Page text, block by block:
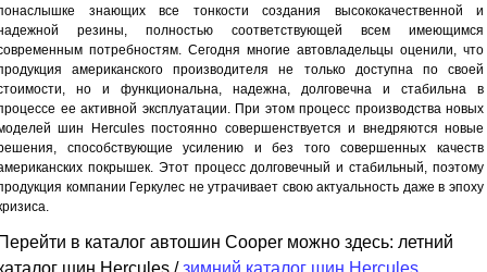
знающих все тонкости создания высококачественной и
резины, полностью соответствующей всем имеющимся
потребностям. Сегодня многие автовладельцы оценили, что
американского производителя не только доступна по своей
но и функциональна, надежна, долговечна и стабильна в
ее активной эксплуатации. При этом процесс производства новых
шин Hercules постоянно совершенствуется и внедряются новые
способствующие усилению и без того совершенных качеств
покрышек. Этот процесс долговечный и стабильный, поэтому
компании Геркулес не утрачивает свою актуальность даже в эпоху
в каталог автошин Cooper можно здесь: летний
шин Hercules /зимний каталог шин Hercules